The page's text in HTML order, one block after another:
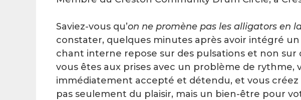
Saviez-vous qu’on ne promène pas les alligators en
constater, quelques minutes après avoir intégré
chant interne repose sur des pulsations et non sur
vous êtes aux prises avec un problème de rythme,
immédiatement accepté et détendu, et vous
pas seulement du plaisir, mais un bien-être pour